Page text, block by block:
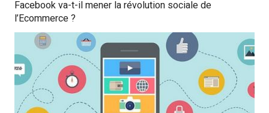
Facebook va-t-il mener la révolution sociale de
l’Ecommerce ?